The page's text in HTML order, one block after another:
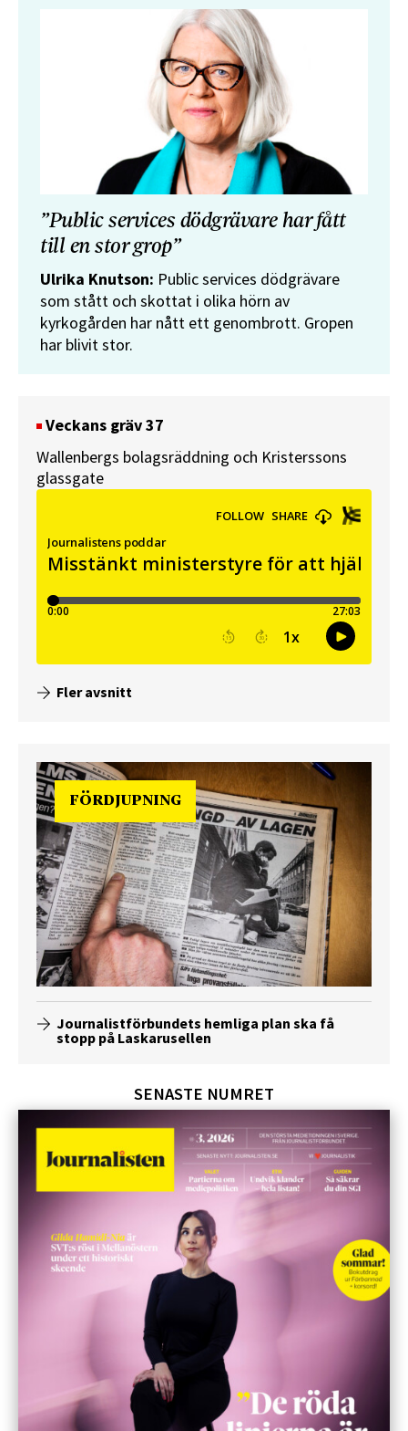
”Public services dödgrävare har fått
till en stor grop”
Ulrika Knutson: Public services dödgrävare
som stått och skottat i olika hörn av
kyrkogården har nått ett genombrott. Gropen
har blivit stor.
Veckans gräv 37
Wallenbergs bolagsräddning och Kristerssons
glassgate
Fler avsnitt
FÖRDJUPNING
Journalistförbundets hemliga plan ska få
stopp på Laskarusellen
SENASTE NUMRET